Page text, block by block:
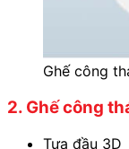
Ghế công
2. Ghế công
Tựa đầu 3D